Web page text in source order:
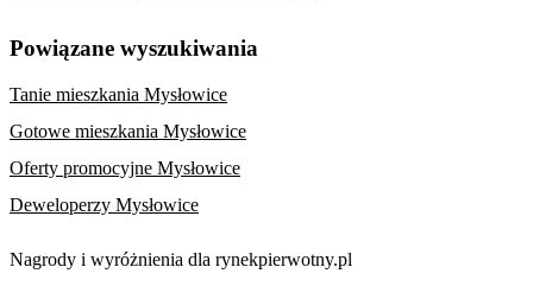
Powiązane wyszukiwania
Tanie mieszkania Mysłowice
Gotowe mieszkania Mysłowice
Oferty promocyjne Mysłowice
Deweloperzy Mysłowice
Nagrody i wyróżnienia dla rynekpierwotny.pl